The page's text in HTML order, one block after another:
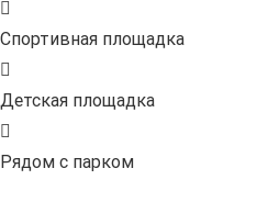
Спортивная площадка
Детская площадка
Рядом с парком